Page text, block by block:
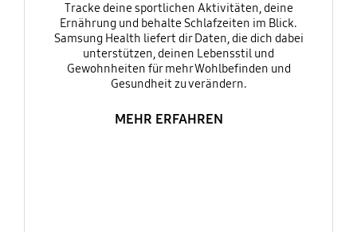
Tracke deine sportlichen Aktivitäten, deine
Ernährung und behalte Schlafzeiten im Blick.
Samsung Health liefert dir Daten, die dich dabei
unterstützen, deinen Lebensstil und
Gewohnheiten für mehr Wohlbefinden und
Gesundheit zu verändern.
MEHR ERFAHREN